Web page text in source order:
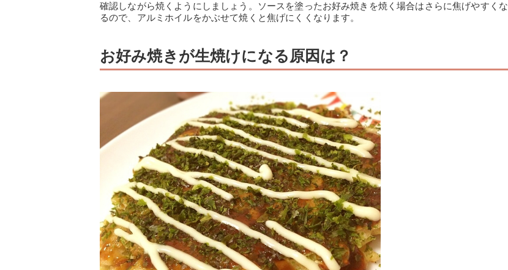
確認しながら焼くようにしましょう。ソースを塗ったお好み焼きを焼く場合はさらに焦げやすくな
るので、アルミホイルをかぶせて焼くと焦げにくくなります。
お好み焼きが生焼けになる原因は？